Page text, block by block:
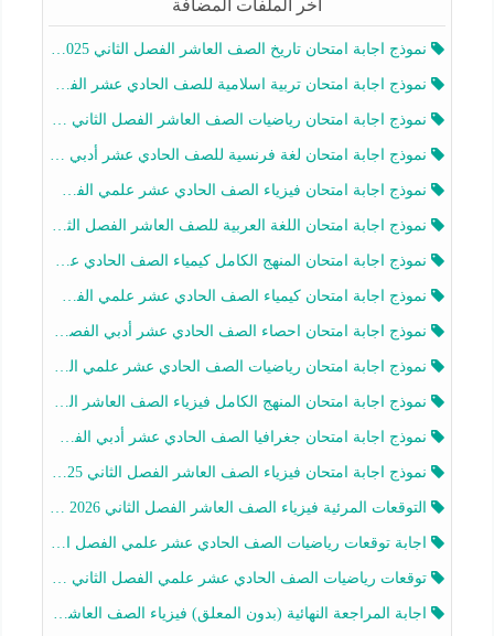
آخر الملفات المضافة
نموذج اجابة امتحان تاريخ الصف العاشر الفصل الثاني 2025-2026
نموذج اجابة امتحان تربية اسلامية للصف الحادي عشر الفصل الثاني 2025-2026
نموذج اجابة امتحان رياضيات الصف العاشر الفصل الثاني 2025-2026
نموذج اجابة امتحان لغة فرنسية للصف الحادي عشر أدبي الفصل الثاني 2025-2026
نموذج اجابة امتحان فيزياء الصف الحادي عشر علمي الفصل الثاني 2025-2026
نموذج اجابة امتحان اللغة العربية للصف العاشر الفصل الثاني 2025-2026
نموذج اجابة امتحان المنهج الكامل كيمياء الصف الحادي عشر علمي الفصل الثاني 2025-2026
نموذج اجابة امتحان كيمياء الصف الحادي عشر علمي الفصل الثاني 2025-2026
نموذج اجابة امتحان احصاء الصف الحادي عشر أدبي الفصل الثاني 2025-2026
نموذج اجابة امتحان رياضيات الصف الحادي عشر علمي الفصل الثاني 2025-2026
نموذج اجابة امتحان المنهج الكامل فيزياء الصف العاشر الفصل الثاني 2025-2026
نموذج اجابة امتحان جغرافيا الصف الحادي عشر أدبي الفصل الثاني 2025-2026
نموذج اجابة امتحان فيزياء الصف العاشر الفصل الثاني 2025-2026
التوقعات المرئية فيزياء الصف العاشر الفصل الثاني 2026 أ هيثم الليثي
اجابة توقعات رياضيات الصف الحادي عشر علمي الفصل الثاني 2025-2026 أ عمرو فايز
توقعات رياضيات الصف الحادي عشر علمي الفصل الثاني 2025-2026 أ عمرو فايز
اجابة المراجعة النهائية (بدون المعلق) فيزياء الصف العاشر الفصل الثاني أ أحمد نبيه